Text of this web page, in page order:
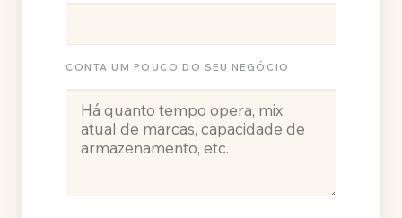
CONTA UM POUCO DO SEU NEGÓCIO